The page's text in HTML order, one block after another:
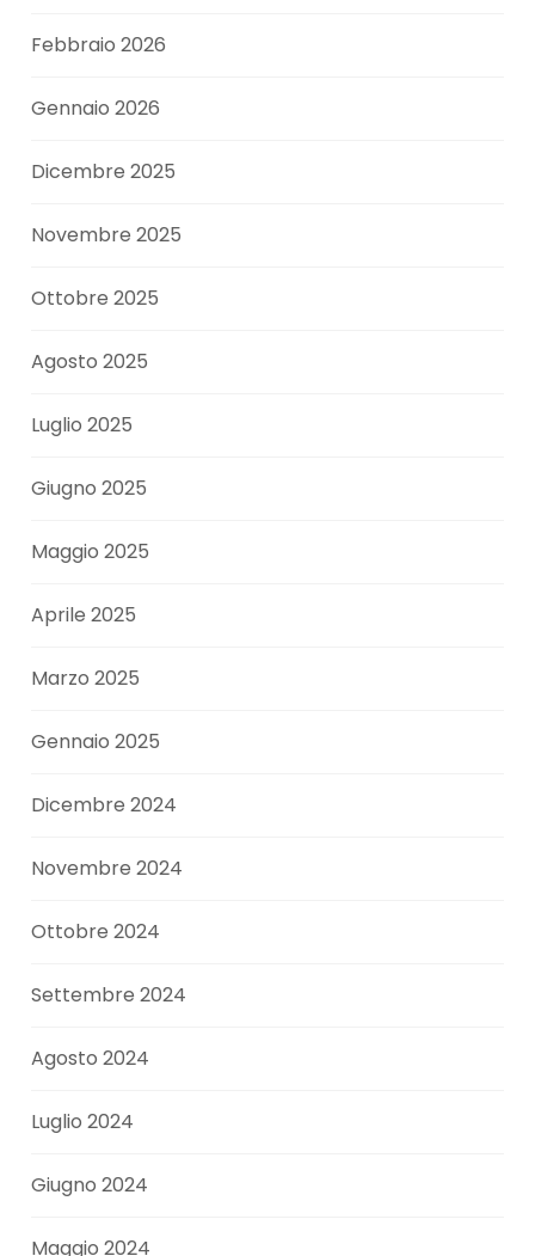
Febbraio 2026
Gennaio 2026
Dicembre 2025
Novembre 2025
Ottobre 2025
Agosto 2025
Luglio 2025
Giugno 2025
Maggio 2025
Aprile 2025
Marzo 2025
Gennaio 2025
Dicembre 2024
Novembre 2024
Ottobre 2024
Settembre 2024
Agosto 2024
Luglio 2024
Giugno 2024
Maggio 2024